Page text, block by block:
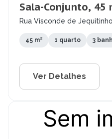
Sala-Conjunto, 45
Rua Visconde de
45 m² 1 quarto 3
Ver Detalhes